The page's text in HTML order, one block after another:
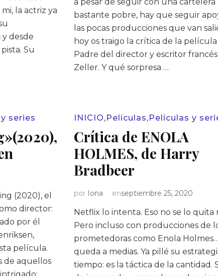
la actriz ya
desde
Su
a pesar de seguir con una cartelera
bastante pobre, hay que seguir
las pocas producciones que van
hoy os traigo la crítica de la película
Padre del director y escritor
Zeller. Y qué sorpresa …
series
(2020), el
director:
por él
película.
de aquellos
INICIO, Películas, Películas y
Crítica de ENOLA
HOLMES, de Harry
Bradbeer
por Iona enseptiembre 25, 2020
Netflix lo intenta. Eso no se lo quita
Pero incluso con producciones de
prometedoras como Enola
queda a medias. Ya pillé su
tiempo: es la táctica de la cantidad.